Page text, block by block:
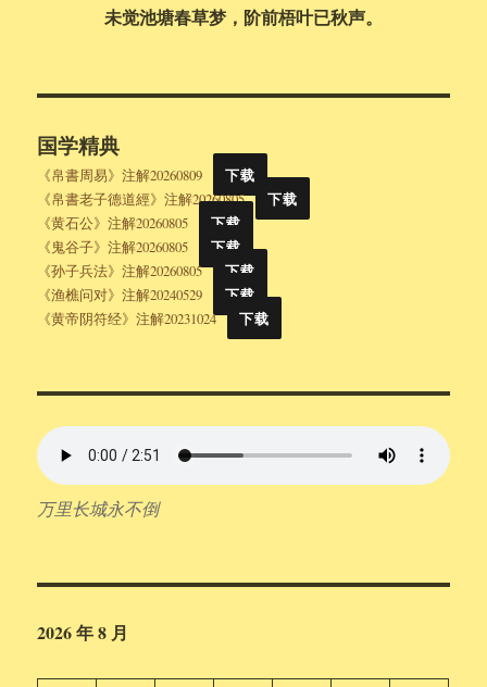
未觉池塘春草梦，阶前梧叶已秋声。
国学精典
《帛書周易》注解20260809
下载
《帛書老子德道經》注解20260805
下载
《黄石公》注解20260805
下载
《鬼谷子》注解20260805
下载
《孙子兵法》注解20260805
下载
《渔樵问对》注解20240529
下载
《黄帝阴符经》注解20231024
下载
万里长城永不倒
2026 年 8 月